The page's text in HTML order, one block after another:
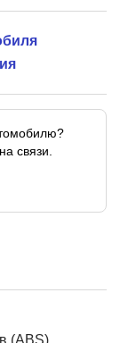
связи.
(ABS)